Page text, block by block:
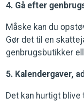
4. Gå efter
Måske kan du
Gør det til en
genbrugsbutikker
5. Kalendergaver,
Det kan hurtigt